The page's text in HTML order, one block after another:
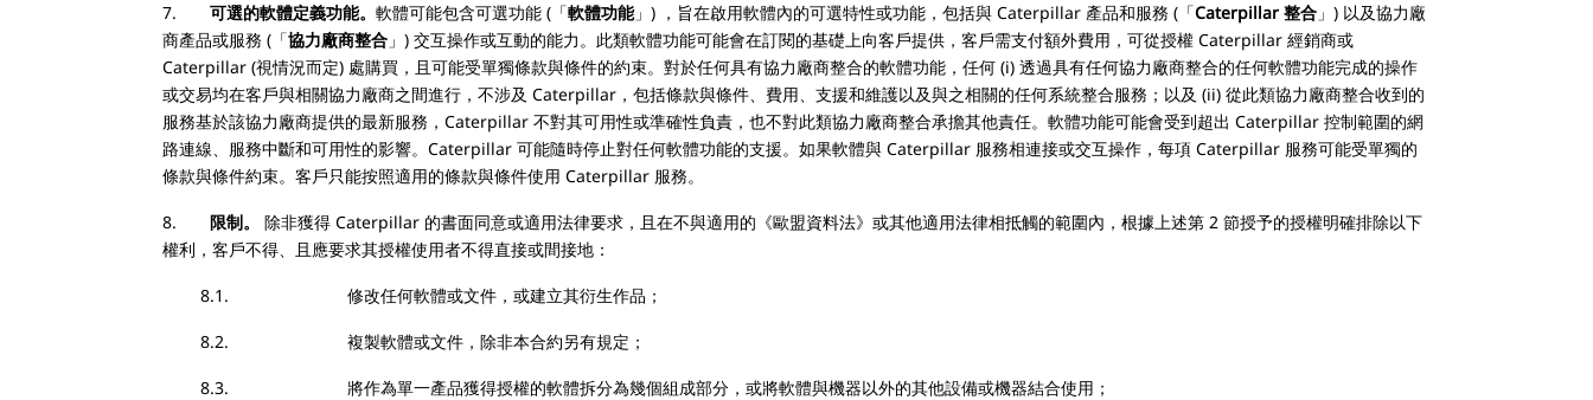
7. 可選的軟體定義功能。 軟體可能包含可選功能 (「軟體功能」) ，旨在啟用軟體內的可選特性或功能，包括與 Caterpillar 產品和服務 (「Caterpillar 整合 」) 以及協力廠
商產品或服務 (「協力廠商整合 」) 交互操作或互動的能力。此類軟體功能可能會在訂閱的基礎上向客戶提供，客戶需支付額外費用，可從授權 Caterpillar 經銷商或
Caterpillar (視情況而定) 處購買，且可能受單獨條款與條件的約束。對於任何具有協力廠商整合的軟體功能，任何 (i) 透過具有任何協力廠商整合的任何軟體功能完成的操作
或交易均在客戶與相關協力廠商之間進行，不涉及 Caterpillar，包括條款與條件、費用、支援和維護以及與之相關的任何系統整合服務；以及 (ii) 從此類協力廠商整合收到的
服務基於該協力廠商提供的最新服務，Caterpillar 不對其可用性或準確性負責，也不對此類協力廠商整合承擔其他責任。軟體功能可能會受到超出 Caterpillar 控制範圍的網
路連線、服務中斷和可用性的影響。Caterpillar 可能隨時停止對任何軟體功能的支援。如果軟體與 Caterpillar 服務相連接或交互操作，每項 Caterpillar 服務可能受單獨的
條款與條件約束。客戶只能按照適用的條款與條件使用 Caterpillar 服務。
8. 限制。
除非獲得 Caterpillar 的書面同意或適用法律要求，且在不與適用的《歐盟資料法》或其他適用法律相抵觸的範圍內，根據上述第 2 節授予的授權明確排除以下
權利，客戶不得、且應要求其授權使用者不得直接或間接地：
8.1. 修改任何軟體或文件，或建立其衍生作品；
8.2. 複製軟體或文件，除非本合約另有規定；
8.3. 將作為單一產品獲得授權的軟體拆分為幾個組成部分，或將軟體與機器以外的其他設備或機器結合使用；